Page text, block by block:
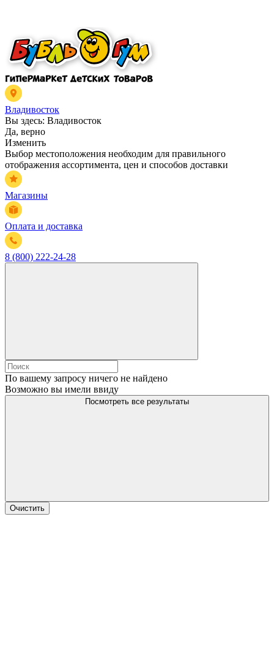
Владивосток
Вы здесь: Владивосток
Да, верно
Изменить
Выбор местоположения необходим для правильного
отображения ассортимента, цен и способов доставки
Магазины
Оплата и доставка
8 (800) 222-24-28
По вашему запросу ничего не найдено
Возможно вы имели ввиду
Посмотреть все результаты
Очистить